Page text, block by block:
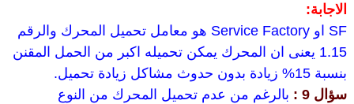
الاجابة:
SF او Service Factory هو معامل تحميل المحرك والرقم
1.15 يعنى ان المحرك يمكن تحميله اكبر من الحمل المقنن
بنسبة 15% زيادة بدون حدوث مشاكل زيادة تحميل.
سؤال 9 :
بالرغم من عدم تحميل المحرك من النوع